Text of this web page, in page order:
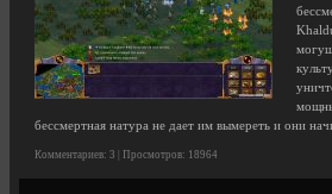
бессмертная натура не дает им вымереть и они
Комментариев: 3 | Просмотров: 18964